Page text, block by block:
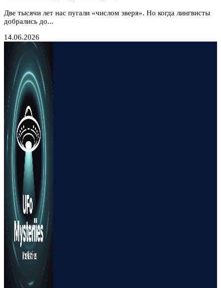
Две тысячи лет нас пугали «числом зверя». Но когда лингвисты
добрались до...
14.06.2026